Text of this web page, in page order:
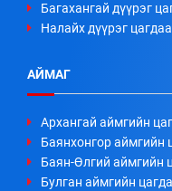
Багахангай дүүрэг
Налайх дүүрэг
АЙМАГ
Архангай аймгийн
Баянхонгор аймгийн
Баян-Өлгий аймгийн
Булган аймгийн